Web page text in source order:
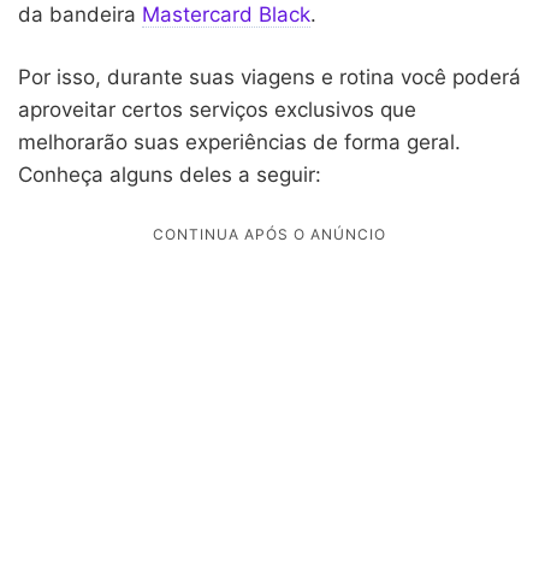
da bandeira Mastercard Black.
Por isso, durante suas viagens e rotina você poderá
aproveitar certos serviços exclusivos que
melhorarão suas experiências de forma geral.
Conheça alguns deles a seguir: